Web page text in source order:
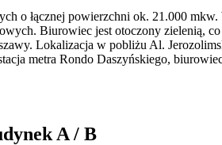
o łącznej powierzchni ok. 21.000
Biurowiec jest otoczony zielenią,
Lokalizacja w pobliżu Al.
metra Rondo Daszyńskiego,
A / B